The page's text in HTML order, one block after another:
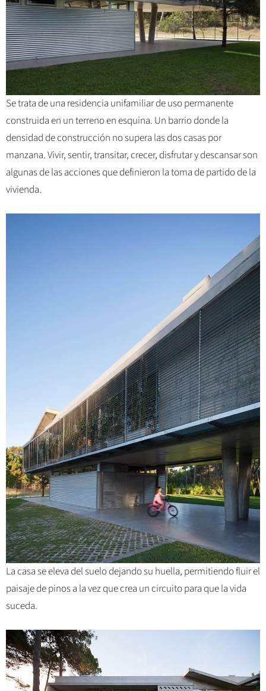
Se trata de una residencia unifamiliar de uso permanente
construida en un terreno en esquina. Un barrio donde la
densidad de construcción no supera las dos casas por
manzana. Vivir, sentir, transitar, crecer, disfrutar y descansar son
algunas de las acciones que definieron la toma de partido de la
vivienda.
La casa se eleva del suelo dejando su huella, permitiendo fluir el
paisaje de pinos a la vez que crea un circuito para que la vida
suceda.